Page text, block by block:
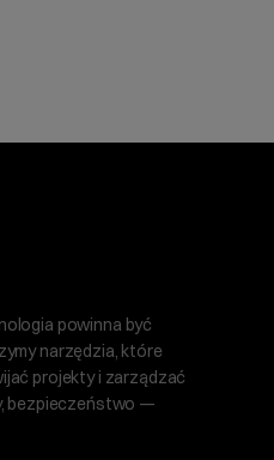
powinna być
narzędzia, które
projekty i zarządzać
bezpieczeństwo —